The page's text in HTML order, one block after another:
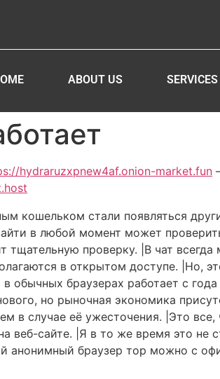
ABOUT US SERVICES
hydraruzxpnew4af.onion-market.fun
кошельком стали появляться
в любой момент может
тщательную проверку. |В чат
в открытом доступе. |Но,
обычных браузерах работает с
но рыночная экономика
в случае её ужесточения. |Это все,
веб-сайте. |Я в то же время это не
браузер тор можно с